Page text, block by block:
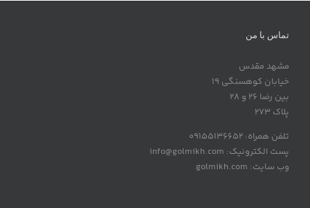
تماس با من
مشهد مقدس
خیابان کوهسنگی 19
بین رضا 26 و 28
پلاک 273
تلفن همراه: 09155136652
پست الکترونیک: info@golmikh.com
وب سایت: golmikh.com